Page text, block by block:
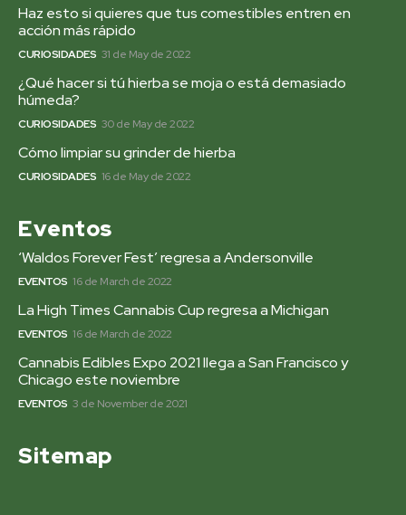
Haz esto si quieres que tus comestibles entren en
acción más rápido
CURIOSIDADES 31 de May de 2022
¿Qué hacer si tú hierba se moja o está demasiado
húmeda?
CURIOSIDADES 30 de May de 2022
Cómo limpiar su grinder de hierba
CURIOSIDADES 16 de May de 2022
Eventos
‘Waldos Forever Fest’ regresa a Andersonville
EVENTOS 16 de March de 2022
La High Times Cannabis Cup regresa a Michigan
EVENTOS 16 de March de 2022
Cannabis Edibles Expo 2021 llega a San Francisco y
Chicago este noviembre
EVENTOS 3 de November de 2021
Sitemap